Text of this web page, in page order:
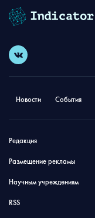
Новости События
Редакция
Размещение рекламы
Научным учреждениям
RSS